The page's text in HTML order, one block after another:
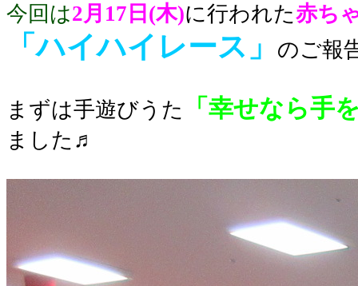
今回は2月17日(木)に行われた赤ち
「ハイハイレース」 のご報
まずは手遊びうた 「幸せなら手
ました♬